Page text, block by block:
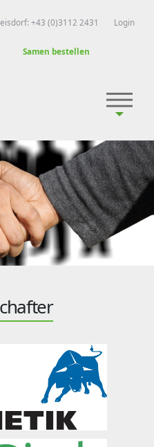
+43 (0)3112 2431 Login
Samen bestellen